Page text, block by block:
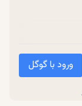
ورود با گوگل